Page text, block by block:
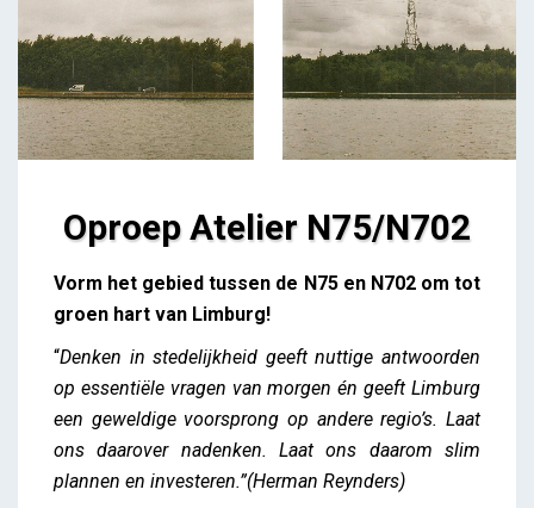
Oproep Atelier N75/N702
Oproep Atelier N75/N702
Vorm het gebied tussen de N75 en N702 om tot
groen hart van Limburg!
“Denken in stedelijkheid geeft nuttige antwoorden
op essentiële vragen van morgen én geeft Limburg
een geweldige voorsprong op andere regio’s. Laat
ons daarover nadenken. Laat ons daarom slim
plannen en investeren.”(Herman Reynders)